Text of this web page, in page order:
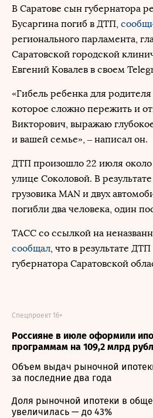
В Саратове сын губернатора
Бусаргина погиб в ДТП,
регионального парламента,
Саратовской городской
Евгений Ковалев в своем
«Гибель ребенка для
которое сложно пережить и
Викторович, выражаю
и вашей семье», – написал он.
ДТП произошло 22 июля около
улице Соколовой. В
грузовика MAN и двух
погибли два человека, один
ТАСС со ссылкой на
сообщал, что в результате
губернатора Саратовской
Россияне в июле оформили
программам на 109,2 млрд
Спецпроект 16+
Объем выдач рыночной
за последние два года
Доля рыночной ипотеки в
увеличилась — до 43%